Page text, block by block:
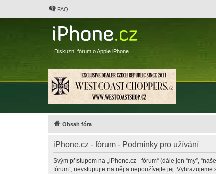
FAQ
Diskuzní fórum o Apple iPhone
Obsah fóra
iPhone.cz - fórum - Podmínky pro užívání
Svým přístupem na „iPhone.cz - fórum“ (dále jen “my”,
fórum“, nevstupujte na něj a nepoužívejte jej.